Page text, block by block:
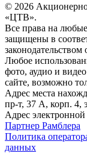
© 2026
«ЦТВ».
Все права на
защищены в
Любое
фото, аудио и
сайте, возможно
Адрес места
пр-т, 37 А, корп. 4,
Адрес
Партнер Рамблера
Политика
данных